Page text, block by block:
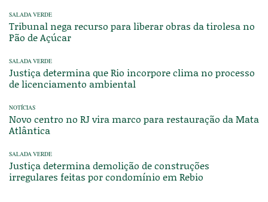
SALADA VERDE
Tribunal nega recurso para liberar obras da tirolesa no
Pão de Açúcar
SALADA VERDE
Justiça determina que Rio incorpore clima no processo
de licenciamento ambiental
NOTÍCIAS
Novo centro no RJ vira marco para restauração da Mata
Atlântica
SALADA VERDE
Justiça determina demolição de construções
irregulares feitas por condomínio em Rebio